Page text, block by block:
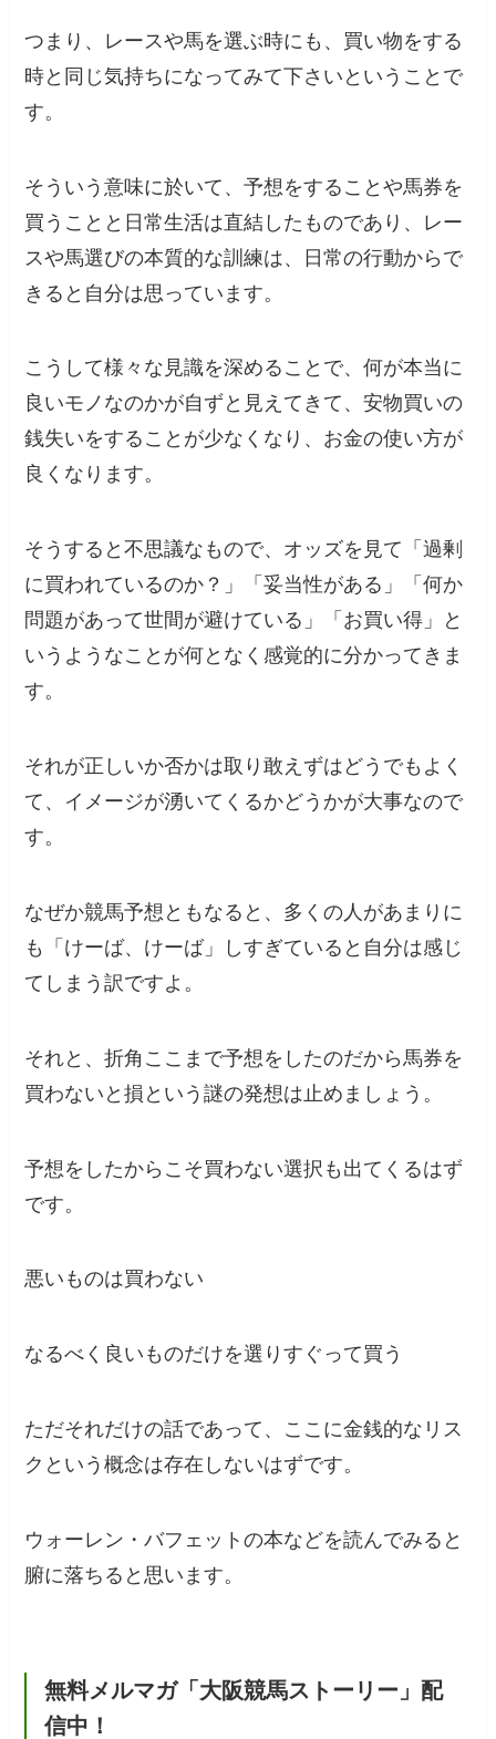
つまり、レースや馬を選ぶ時にも、買い物をする
時と同じ気持ちになってみて下さいということで
す。
そういう意味に於いて、予想をすることや馬券を
買うことと日常生活は直結したものであり、レー
スや馬選びの本質的な訓練は、日常の行動からで
きると自分は思っています。
こうして様々な見識を深めることで、何が本当に
良いモノなのかが自ずと見えてきて、安物買いの
銭失いをすることが少なくなり、お金の使い方が
良くなります。
そうすると不思議なもので、オッズを見て「過剰
に買われているのか？」「妥当性がある」「何か
問題があって世間が避けている」「お買い得」と
いうようなことが何となく感覚的に分かってきま
す。
それが正しいか否かは取り敢えずはどうでもよく
て、イメージが湧いてくるかどうかが大事なので
す。
なぜか競馬予想ともなると、多くの人があまりに
も「けーば、けーば」しすぎていると自分は感じ
てしまう訳ですよ。
それと、折角ここまで予想をしたのだから馬券を
買わないと損という謎の発想は止めましょう。
予想をしたからこそ買わない選択も出てくるはず
です。
悪いものは買わない
なるべく良いものだけを選りすぐって買う
ただそれだけの話であって、ここに金銭的なリス
クという概念は存在しないはずです。
ウォーレン・バフェットの本などを読んでみると
腑に落ちると思います。
無料メルマガ「大阪競馬ストーリー」配
信中！